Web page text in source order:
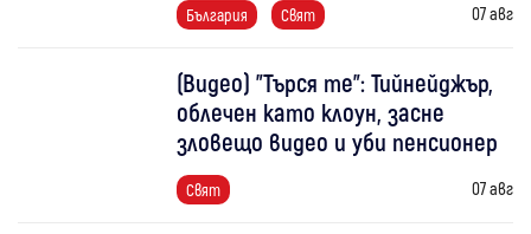
България Свят 07 авг
(Видео) "Търся те": Тийнейджър,
облечен като клоун, засне
зловещо видео и уби пенсионер
Свят 07 авг